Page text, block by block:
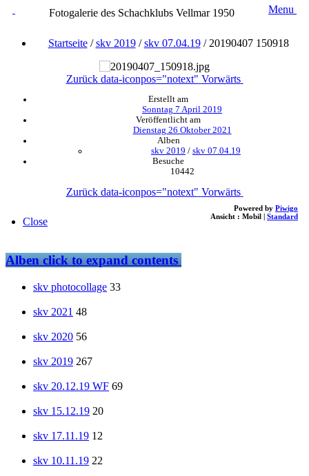
Fotogalerie des Schachklubs Vellmar 1950 Menu
Startseite/skv 2019/skv 07.04.19/ 20190407 150918
Zurück data-iconpos="notext" Vorwärts
Erstellt am
Sonntag 7 April 2019
Veröffentlicht am
Dienstag 26 Oktober 2021
Alben
skv 2019 / skv 07.04.19
Besuche
10442
Zurück data-iconpos="notext" Vorwärts
Powered by Piwigo
Ansicht : Mobil | Standard
Close
Albenclick to expand contents
skv photocollage 33
skv 2021 48
skv 2020 56
skv 2019 267
skv 20.12.19 WF 69
skv 15.12.19 20
skv 17.11.19 12
skv 10.11.19 22